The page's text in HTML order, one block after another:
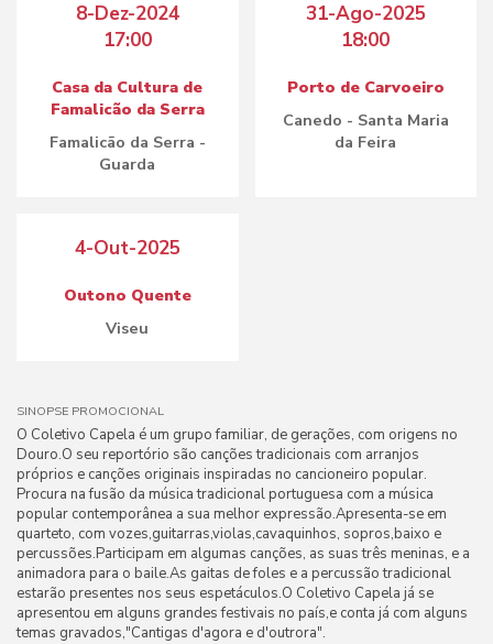
8-Dez-2024
17:00
Casa da Cultura de
Famalicão da Serra
Famalicão da Serra -
Guarda
31-Ago-2025
18:00
Porto de Carvoeiro
Canedo - Santa Maria
da Feira
4-Out-2025
Outono Quente
Viseu
SINOPSE PROMOCIONAL
O Coletivo Capela é um grupo familiar, de gerações, com origens no
Douro.O seu reportório são canções tradicionais com arranjos
próprios e canções originais inspiradas no cancioneiro popular.
Procura na fusão da música tradicional portuguesa com a música
popular contemporânea a sua melhor expressão.Apresenta-se em
quarteto, com vozes,guitarras,violas,cavaquinhos, sopros,baixo e
percussões.Participam em algumas canções, as suas três meninas, e a
animadora para o baile.As gaitas de foles e a percussão tradicional
estarão presentes nos seus espetáculos.O Coletivo Capela já se
apresentou em alguns grandes festivais no país,e conta já com alguns
temas gravados,"Cantigas d'agora e d'outrora".